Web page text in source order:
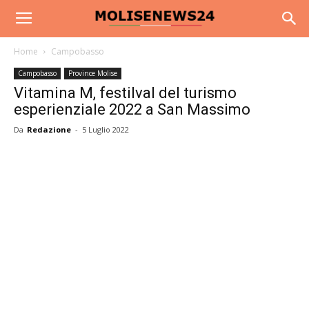
Home Campobasso
Campobasso Province Molise
Vitamina M, festilval del turismo
esperienziale 2022 a San Massimo
Da Redazione - 5 Luglio 2022